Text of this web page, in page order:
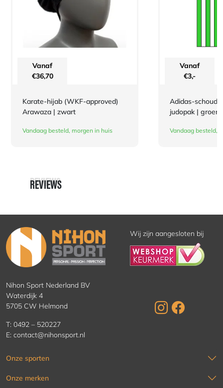
Vanaf
€36,70
Karate-hijab (WKF-approved)
Arawaza | zwart
Vandaag besteld, morgen in huis
Vanaf
€3,-
Adidas-
judopak | groen
Vandaag besteld,
REVIEWS
REVIEWS
Wij zijn aangesloten bij
Nihon Sport Nederland BV
Waterdijk 4
5705 CW Helmond
T: 0492 – 520227
E: contact@nihonsport.nl
Onze sporten
Onze merken